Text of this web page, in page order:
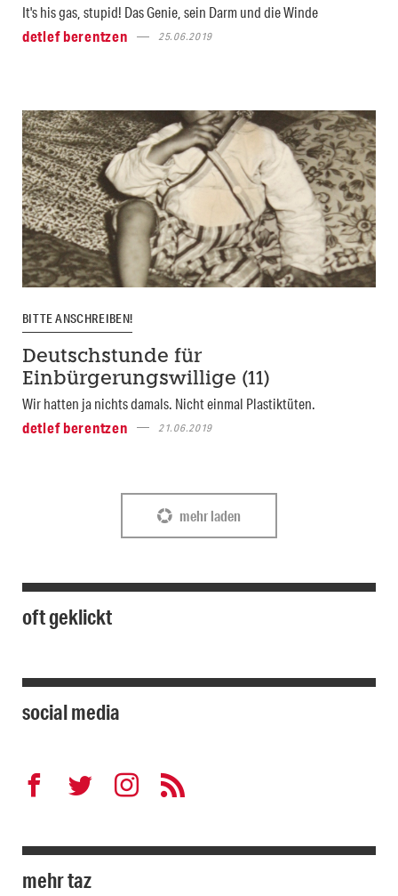
It's his gas, stupid! Das Genie, sein Darm und die Winde
detlef berentzen
25.06.2019
BITTE ANSCHREIBEN!
Deutschstunde für
Einbürgerungswillige (11)
Wir hatten ja nichts damals. Nicht einmal Plastiktüten.
detlef berentzen
21.06.2019
mehr laden
oft geklickt
social media
mehr taz